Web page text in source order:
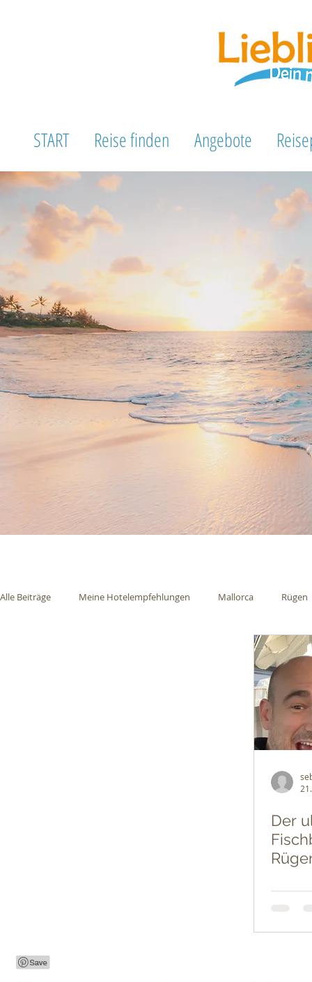
START Reise finden Angebote
Alle Beiträge Meine Hotelempfehlungen Mallorca Rügen
Der